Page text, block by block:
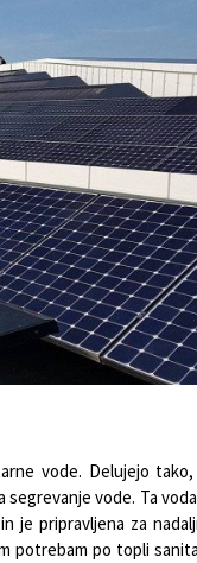
vode. Delujejo tako,
vode. Ta
je pripravljena za
potrebam po topli